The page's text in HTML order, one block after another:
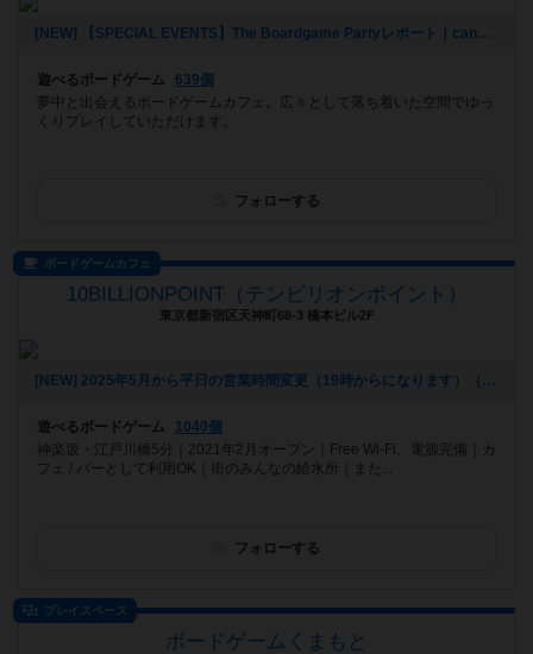
[NEW] 【SPECIAL EVENTS】The Boardgame Partyレポート｜canvas Girl's Day｜2026/7/24（2026年07月25日 22時12分）
遊べるボードゲーム
639個
夢中と出会えるボードゲームカフェ。広々として落ち着いた空間でゆっ
くりプレイしていただけます。
フォローする
ボードゲームカフェ
10BILLIONPOINT（テンビリオンポイント）
東京都新宿区天神町68-3 橋本ビル2F
[NEW] 2025年5月から平日の営業時間変更（19時からになります）（2025年06月20日 16時25分）
遊べるボードゲーム
1040個
神楽坂・江戸川橋5分｜2021年2月オープン｜Free Wi-Fi、電源完備｜カ
フェ / バーとして利用OK｜街のみんなの給水所｜また...
フォローする
プレイスペース
ボードゲームくまもと